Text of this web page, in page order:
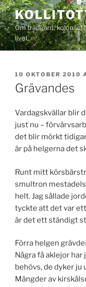
Hoppa
till
innehållOm trädgård,
livet.
PUBLICERAT
10 OKTOBER 2010
Grävandes
Vardagskvällar blir
just nu –
det blir mörkt
är på helgerna det
Runt mitt
smultron
helt. Jag sållade
tyckte att det var
är det ett ständigt
Förra helgen
Några få aklejor
behövs, de dyker ju
Mängder av